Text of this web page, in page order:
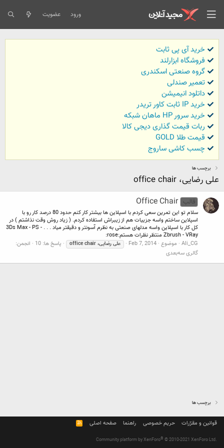
ورود عضویت
خرید آی پی ثابت
فروشگاه ابزارلند
گروه صنعتی اسکندری
تعمیر صندلی
داتلود انیمیشن
خرید IP ثابت کاور تریدر
خرید سرور HP ماهان شبکه
ربات قیمت گذاری دیجی کالا
قیمت طلا GOLD
چسب کاشی ساروج
برچسب ها
علی رضایی، office chair
قالب Office Chair
سلام تو این تمرین سعی کردم با اسپلاین ها بیشتر کار کنم حدود 80 درصد کار رو با
اسپلاین ساختم واسه جزییات هم از زیبراش استفاده کردم. ( زیاد روش وقت نذاشتم ) در
کل کار با اسپلاین واسه مدلهای صنعتی به نظرم آسونتر و دقیقتر میاد . . . 3Ds Max - PS -
Zbrush - VRay منتظر نظرات هستم:rose:
Ali_CG موضوع Feb 7, 2014 علی رضایی، office chair پاسخ ها: 10
انجمن:
گالری سه‌بعدی
برچسب ها
قوانین و مقرّرات حریم خصوصی راهنما صفحه اصلی
R
S
Community platform by XenForo® © 2010-2021 XenForo Ltd.